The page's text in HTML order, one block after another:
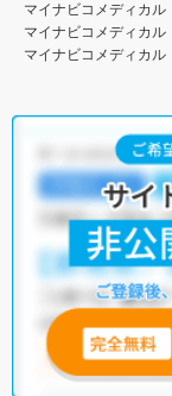
マイナビコメディカル
マイナビコメディカル
マイナビコメディカル